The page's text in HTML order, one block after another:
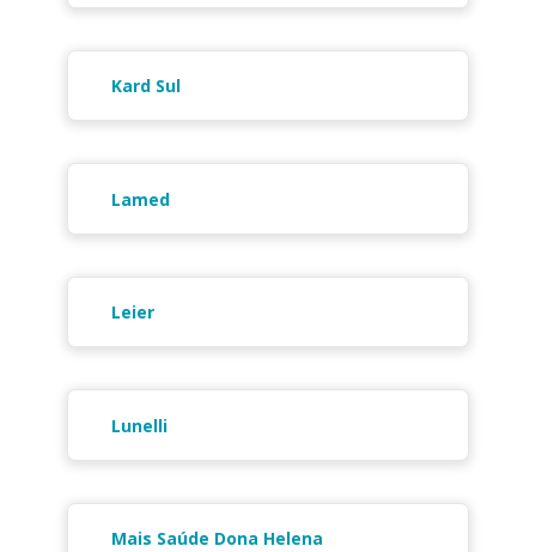
Kard Sul
Lamed
Leier
Lunelli
Mais Saúde Dona Helena